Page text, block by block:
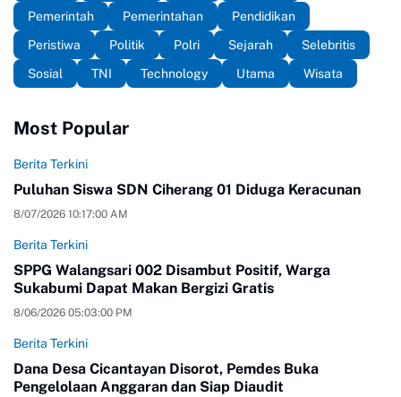
Pemerintah
Pemerintahan
Pendidikan
Peristiwa
Politik Polri Sejarah
Selebritis
Sosial
TNI Technology Utama Wisata
Most Popular
Berita Terkini
Puluhan Siswa SDN Ciherang 01 Diduga Keracunan
8/07/2026 10:17:00 AM
Berita Terkini
SPPG Walangsari 002 Disambut Positif, Warga
Sukabumi Dapat Makan Bergizi Gratis
8/06/2026 05:03:00 PM
Berita Terkini
Dana Desa Cicantayan Disorot, Pemdes Buka
Pengelolaan Anggaran dan Siap Diaudit